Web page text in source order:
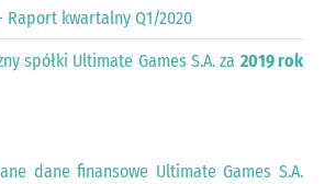
Raport kwartalny Q1/2020
spółki Ultimate Games S.A. za 2019 rok
dane finansowe Ultimate Games S.A.